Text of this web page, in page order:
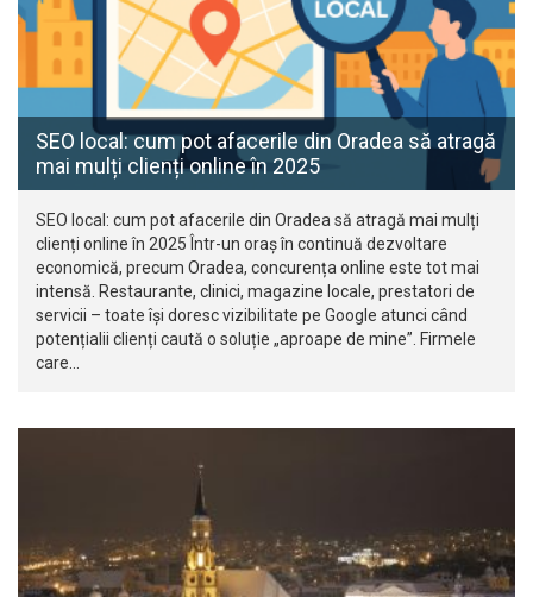
SEO local: cum pot afacerile din Oradea să atragă
mai mulți clienți online în 2025
SEO local: cum pot afacerile din Oradea să atragă mai mulți
clienți online în 2025 Într-un oraș în continuă dezvoltare
economică, precum Oradea, concurența online este tot mai
intensă. Restaurante, clinici, magazine locale, prestatori de
servicii – toate își doresc vizibilitate pe Google atunci când
potențialii clienți caută o soluție „aproape de mine”. Firmele
care…